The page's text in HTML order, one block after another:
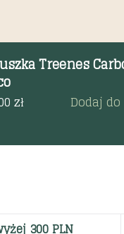
Treenes
zł Dodaj
300 PLN